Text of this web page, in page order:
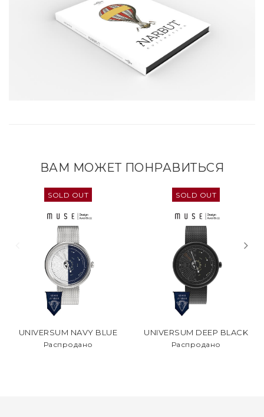
ВАМ МОЖЕТ ПОНРАВИТЬСЯ
SOLD OUT
UNIVERSUM NAVY BLUE
Распродано
SOLD OUT
UNIVERSUM DEEP BLACK
Распродано